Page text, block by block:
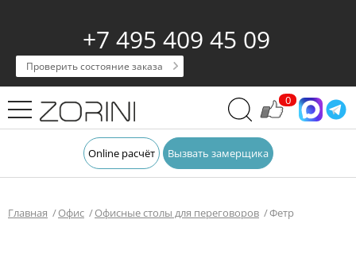
+7 495 409 45 09
Проверить состояние заказа
0
Online расчёт Вызвать замерщика
Главная Офис Офисные столы для переговоров Фетр